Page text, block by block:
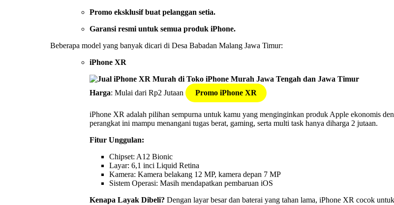
Promo eksklusif buat pelanggan setia.
Garansi resmi untuk semua produk iPhone.
Beberapa model yang banyak dicari di Desa Babadan Malang Jawa Timur:
iPhone XR
Harga: Mulai dari Rp2 Jutaan Promo iPhone XR
iPhone XR adalah pilihan sempurna untuk kamu yang menginginkan produk Apple ekonomis
perangkat ini mampu menangani tugas berat, gaming, serta multi task hanya diharga 2 jutaan.
Fitur Unggulan:
Chipset: A12 Bionic
Layar: 6,1 inci Liquid Retina
Kamera: Kamera belakang 12 MP, kamera depan 7 MP
Sistem Operasi: Masih mendapatkan pembaruan iOS
Kenapa Layak Dibeli? Dengan layar besar dan baterai yang tahan lama, iPhone XR cocok